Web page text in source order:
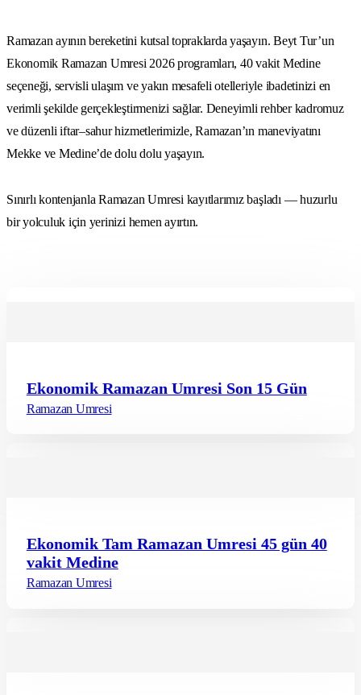
Ramazan ayının bereketini kutsal topraklarda yaşayın. Beyt Tur’un
Ekonomik Ramazan Umresi 2026 programları, 40 vakit Medine
seçeneği, servisli ulaşım ve yakın mesafeli otelleriyle ibadetinizi en
verimli şekilde gerçekleştirmenizi sağlar. Deneyimli rehber kadromuz
ve düzenli iftar–sahur hizmetlerimizle, Ramazan’ın maneviyatını
Mekke ve Medine’de dolu dolu yaşayın.
Sınırlı kontenjanla Ramazan Umresi kayıtlarımız başladı — huzurlu
bir yolculuk için yerinizi hemen ayırtın.
Ekonomik Ramazan Umresi Son 15 Gün
Ramazan Umresi
Ekonomik Tam Ramazan Umresi 45 gün 40
vakit Medine
Ramazan Umresi